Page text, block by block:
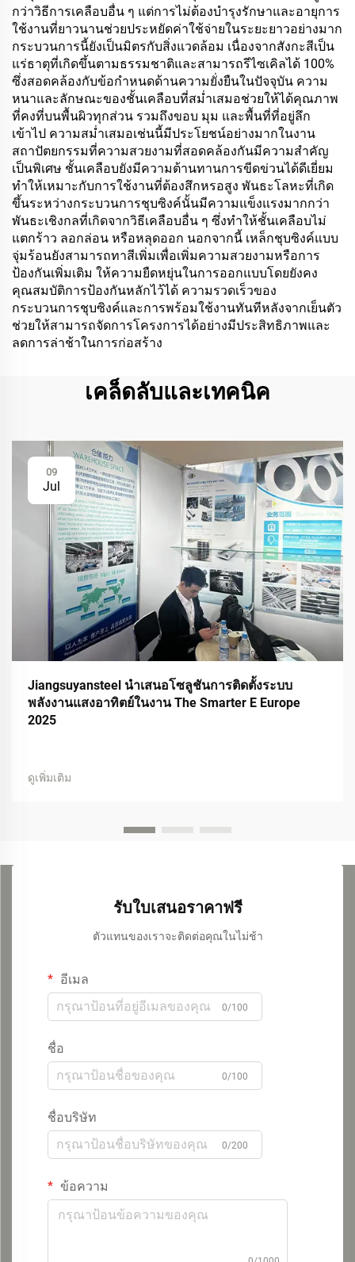
กว่าวิธีการเคลือบอื่น ๆ แต่การไม่ต้องบำรุงรักษาและอายุการ
ใช้งานที่ยาวนานช่วยประหยัดค่าใช้จ่ายในระยะยาวอย่างมาก
กระบวนการนี้ยังเป็นมิตรกับสิ่งแวดล้อม เนื่องจากสังกะสีเป็น
แร่ธาตุที่เกิดขึ้นตามธรรมชาติและสามารถรีไซเคิลได้ 100%
ซึ่งสอดคล้องกับข้อกำหนดด้านความยั่งยืนในปัจจุบัน ความ
หนาและลักษณะของชั้นเคลือบที่สม่ำเสมอช่วยให้ได้คุณภาพ
ที่คงที่บนพื้นผิวทุกส่วน รวมถึงขอบ มุม และพื้นที่ที่อยู่ลึก
เข้าไป ความสม่ำเสมอเช่นนี้มีประโยชน์อย่างมากในงาน
สถาปัตยกรรมที่ความสวยงามที่สอดคล้องกันมีความสำคัญ
เป็นพิเศษ ชั้นเคลือบยังมีความต้านทานการขีดข่วนได้ดีเยี่ยม
ทำให้เหมาะกับการใช้งานที่ต้องสึกหรอสูง พันธะโลหะที่เกิด
ขึ้นระหว่างกระบวนการชุบซิงค์นั้นมีความแข็งแรงมากกว่า
พันธะเชิงกลที่เกิดจากวิธีเคลือบอื่น ๆ ซึ่งทำให้ชั้นเคลือบไม่
แตกร้าว ลอกล่อน หรือหลุดออก นอกจากนี้ เหล็กชุบซิงค์แบบ
จุ่มร้อนยังสามารถทาสีเพิ่มเพื่อเพิ่มความสวยงามหรือการ
ป้องกันเพิ่มเติม ให้ความยืดหยุ่นในการออกแบบโดยยังคง
คุณสมบัติการป้องกันหลักไว้ได้ ความรวดเร็วของ
กระบวนการชุบซิงค์และการพร้อมใช้งานทันทีหลังจากเย็นตัว
ช่วยให้สามารถจัดการโครงการได้อย่างมีประสิทธิภาพและ
ลดการล่าช้าในการก่อสร้าง
เคล็ดลับและเทคนิค
09
Jul
Jiangsuyansteel นำเสนอโซลูชันการติดตั้งระบบ
พลังงานแสงอาทิตย์ในงาน The Smarter E Europe
2025
ดูเพิ่มเติม
รับใบเสนอราคาฟรี
ตัวแทนของเราจะติดต่อคุณในไม่ช้า
อีเมล
0/100
ชื่อ
0/100
ชื่อบริษัท
0/200
ข้อความ